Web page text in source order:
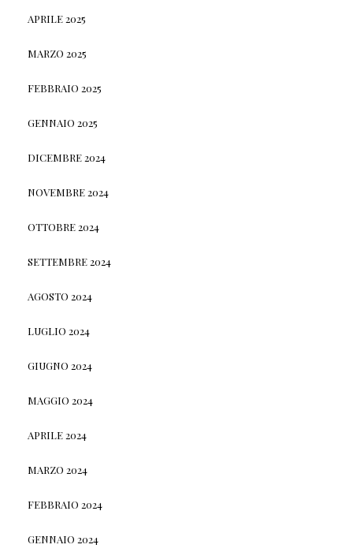
APRILE 2025
MARZO 2025
FEBBRAIO 2025
GENNAIO 2025
DICEMBRE 2024
NOVEMBRE 2024
OTTOBRE 2024
SETTEMBRE 2024
AGOSTO 2024
LUGLIO 2024
GIUGNO 2024
MAGGIO 2024
APRILE 2024
MARZO 2024
FEBBRAIO 2024
GENNAIO 2024